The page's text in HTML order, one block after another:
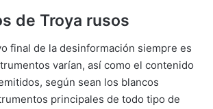
de Troya rusos
final de la desinformación siempre es
varían, así como el contenido
según sean los blancos
principales de todo tipo de